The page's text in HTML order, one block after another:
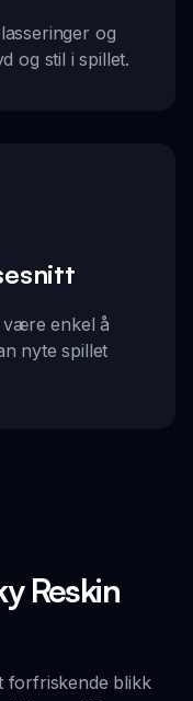
og
og stil i spillet.
være enkel å
nyte spillet
Reskin
forfriskende blikk